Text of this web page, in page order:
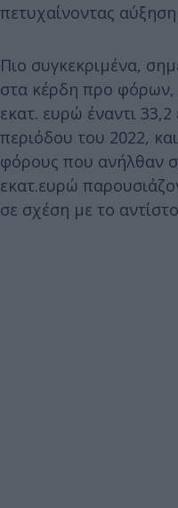
πετυχαίνοντας
Πιο συγκεκριμένα,
στα κέρδη προ φόρων,
εκατ. ευρώ έναντι
περιόδου του 2022,
φόρους που ανήλθαν
εκατ.ευρώ
σε σχέση με το